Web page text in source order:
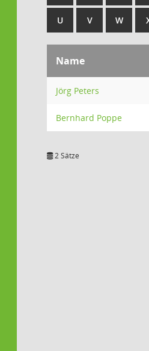
U V W
Name
Jörg Peters
Bernhard Poppe
2 Sätze